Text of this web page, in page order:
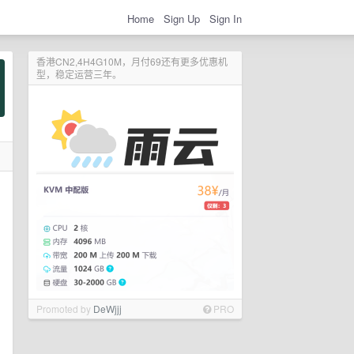
Home Sign Up Sign In
香港CN2,4H4G10M，月付69还有更多优惠机
型，稳定运营三年。
Promoted by DeWjjj PRO